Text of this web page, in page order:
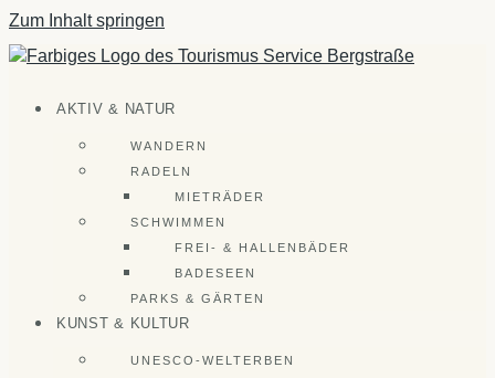
Zum Inhalt springen
AKTIV & NATUR
WANDERN
RADELN
MIETRÄDER
SCHWIMMEN
FREI- & HALLENBÄDER
BADESEEN
PARKS & GÄRTEN
KUNST & KULTUR
UNESCO-WELTERBEN